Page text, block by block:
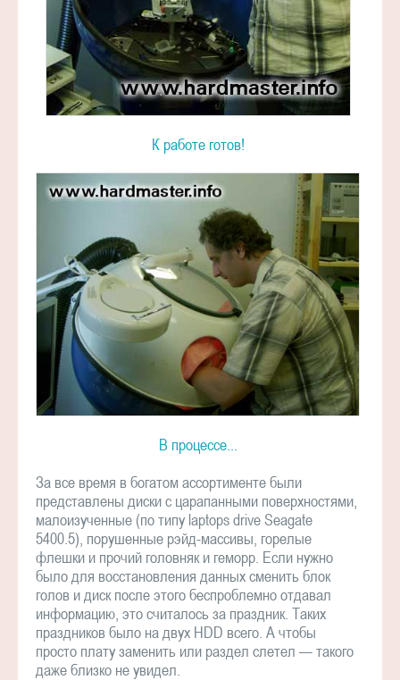
К работе готов!
В процессе...
За все время в богатом ассортименте были
представлены диски с царапанными поверхностями,
малоизученные (по типу laptops drive Seagate
5400.5), порушенные рэйд-массивы, горелые
флешки и прочий головняк и геморр. Если нужно
было для восстановления данных сменить блок
голов и диск после этого беспроблемно отдавал
информацию, это считалось за праздник. Таких
праздников было на двух HDD всего. А чтобы
просто плату заменить или раздел слетел — такого
даже близко не увидел.